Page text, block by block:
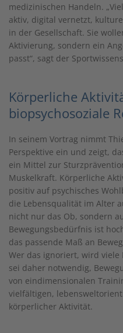
medizinischen Handeln.
aktiv, digital vernetzt,
in der Gesellschaft. Sie
Aktivierung, sondern ein
passt“, sagt der
Körperliche
biopsychosoziale
In seinem Vortrag nimmt
Perspektive ein und zeigt,
ein Mittel zur
Muskelkraft. Körperliche
positiv auf psychisches
die Lebensqualität im Alter
nicht nur das Ob, sondern
Bewegungsbedürfnis ist
das passende Maß an
Wer das ignoriert, wird viele
sei daher notwendig,
von eindimensionalen
vielfältigen,
körperlicher Aktivität.